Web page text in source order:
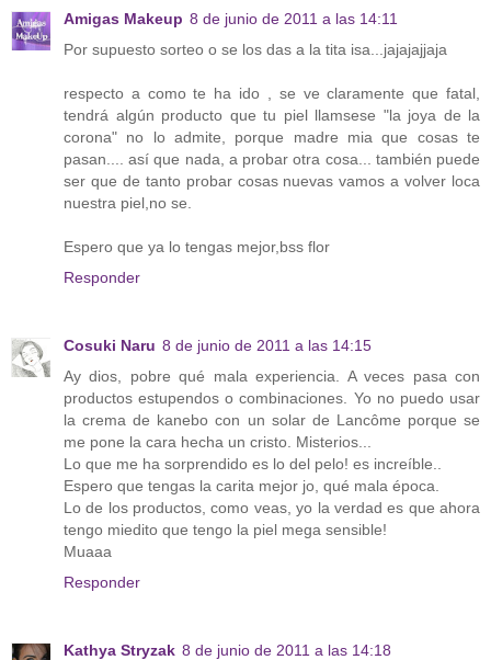
Amigas Makeup 8 de junio de 2011 a las 14:11
Por supuesto sorteo o se los das a la tita isa...jajajajjaja
respecto a como te ha ido , se ve claramente que fatal,
tendrá algún producto que tu piel llamsese "la joya de la
corona" no lo admite, porque madre mia que cosas te
pasan.... así que nada, a probar otra cosa... también puede
ser que de tanto probar cosas nuevas vamos a volver loca
nuestra piel,no se.
Espero que ya lo tengas mejor,bss flor
Responder
Cosuki Naru 8 de junio de 2011 a las 14:15
Ay dios, pobre qué mala experiencia. A veces pasa con
productos estupendos o combinaciones. Yo no puedo usar
la crema de kanebo con un solar de Lancôme porque se
me pone la cara hecha un cristo. Misterios...
Lo que me ha sorprendido es lo del pelo! es increíble..
Espero que tengas la carita mejor jo, qué mala época.
Lo de los productos, como veas, yo la verdad es que ahora
tengo miedito que tengo la piel mega sensible!
Muaaa
Responder
Kathya Stryzak 8 de junio de 2011 a las 14:18